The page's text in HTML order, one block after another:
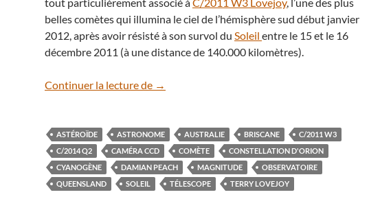
belles comètes qui illumina le ciel de l’hémisphère sud début janvier
2012, après avoir résisté à son survol du Soleil entre le 15 et le 16
décembre 2011 (à une distance de 140.000 kilomètres).
Continuer la lecture de La comète C/2014 Q2 Lovejoy arrive
→
ASTÉROÏDE ASTRONOME AUSTRALIE BRISCANE
C/2011 W3
C/2014 Q2
CAMÉRA CCD COMÈTE
CONSTELLATION D'ORION
CYANOGÈNE
DAMIAN PEACH MAGNITUDE
OBSERVATOIRE
QUEENSLAND
SOLEIL TÉLESCOPE TERRY LOVEJOY